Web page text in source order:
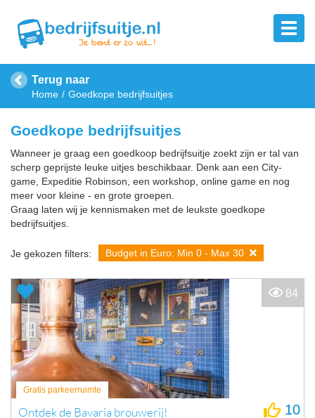
Terug naar
Home Goedkope bedrijfsuitjes
Goedkope bedrijfsuitjes
Wanneer je graag een goedkoop bedrijfsuitje zoekt zijn er tal van
scherp geprijste leuke uitjes beschikbaar. Denk aan een City-
game, Expeditie Robinson, een workshop, online game en nog
meer voor kleine - en grote groepen.
Graag laten wij je kennismaken met de leukste goedkope
bedrijfsuitjes.
Je gekozen filters: Budget in Euro: Min 0 - Max 30
Gratis parkeerruimte
Ontdek de Bavaria brouwerij! 10
84